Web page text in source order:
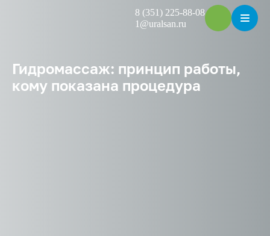
8 (351) 225-88-08
1@uralsan.ru
Гидромассаж: принцип работы,
кому показана процедура